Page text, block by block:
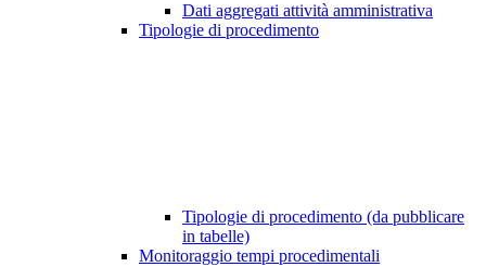
Dati aggregati attività amministrativa
Tipologie di procedimento
Tipologie di procedimento (da pubblicare
in tabelle)
Monitoraggio tempi procedimentali